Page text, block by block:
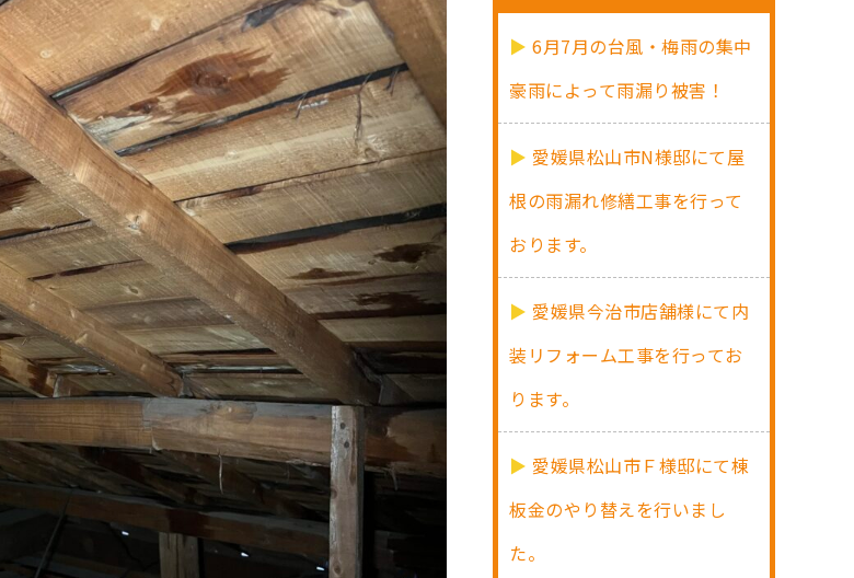
6月7月の台風・梅雨の集中
豪雨によって雨漏り被害！
愛媛県松山市N様邸にて屋
根の雨漏れ修繕工事を行って
おります。
愛媛県今治市店舗様にて内
装リフォーム工事を行ってお
ります。
愛媛県松山市Ｆ様邸にて棟
板金のやり替えを行いまし
た。